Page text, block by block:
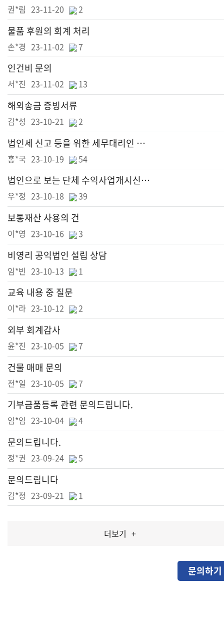
권*림 23-11-20 2
물품 후원의 회계 처리
손*경 23-11-02 7
인건비 문의
서*진 23-11-02 13
해외송금 증빙서류
김*성 23-10-21 2
법인세 신고 등을 위한 세무대리인 선정
홍*국 23-10-19 54
법인으로 보는 단체 수익사업개시신고 및 기타 운영관련 상담
우*정 23-10-18 39
보통재산 사용의 건
이*영 23-10-16 3
비영리 공익법인 설립 상담
임*빈 23-10-13 1
교육 내용 중 질문
이*라 23-10-12 2
외부 회계감사
윤*진 23-10-05 7
건물 매매 문의
전*일 23-10-05 7
기부금품등록 관련 문의드립니다.
임*임 23-10-04 4
문의드립니다.
정*권 23-09-24 5
문의드립니다
김*정 23-09-21 1
더보기 +
문의하기